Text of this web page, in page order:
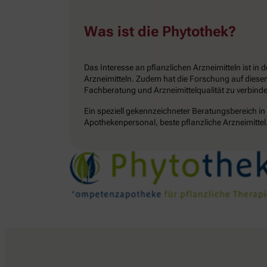
Was ist die Phytothek?
Das Interesse an pflanzlichen Arzneimitteln ist in
Arzneimitteln. Zudem hat die Forschung auf
Fachberatung und Arzneimittelqualität zu
Ein speziell gekennzeichneter Beratungsbereich
Apothekenpersonal, beste pflanzliche Arzneimittel.